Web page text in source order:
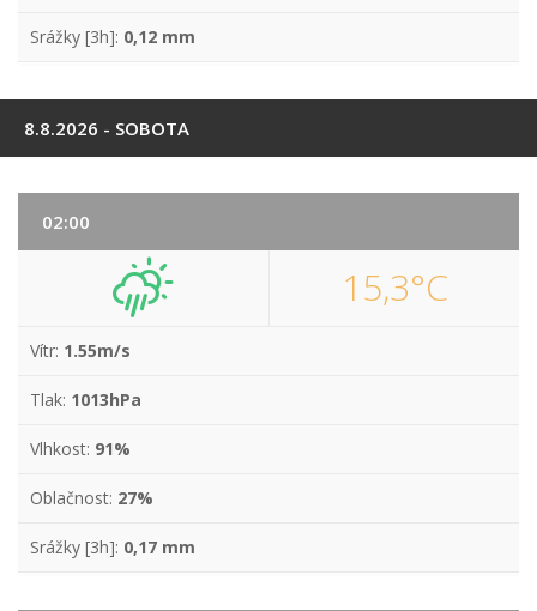
Srážky [3h]: 0,12 mm
8.8.2026 - SOBOTA
02:00
15,3°C
Vítr: 1.55m/s
Tlak: 1013hPa
Vlhkost: 91%
Oblačnost: 27%
Srážky [3h]: 0,17 mm